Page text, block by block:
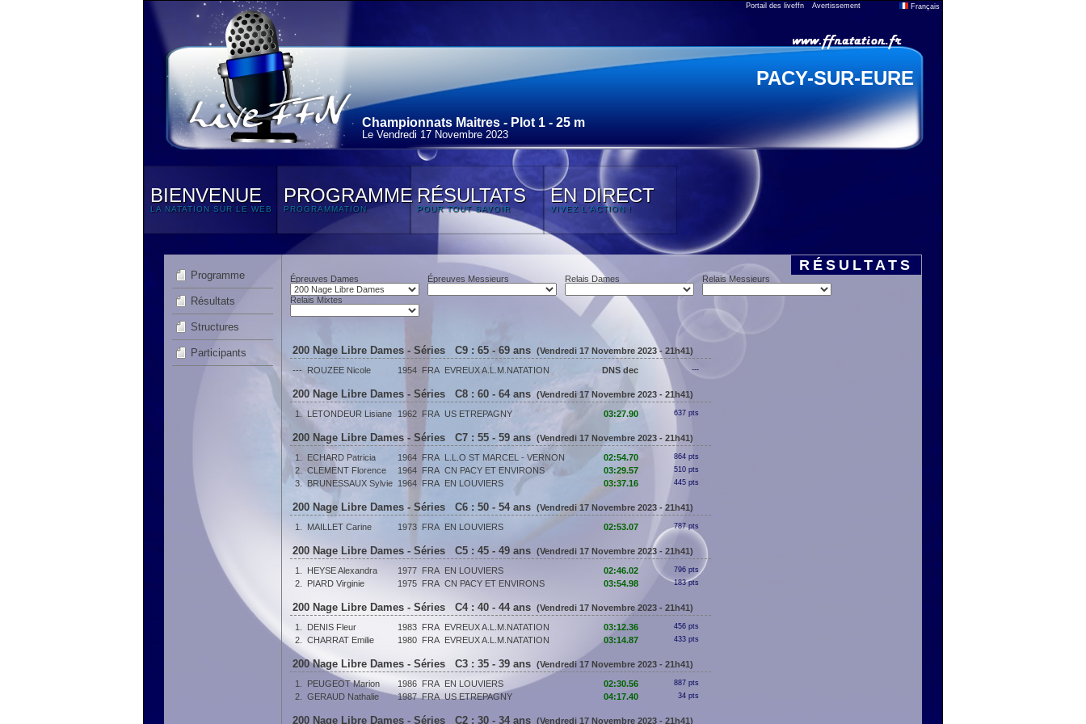
Portail des liveffn Avertissement Français
PACY-SUR-EURE
Championnats Maitres - Plot 1 - 25 m
Le Vendredi 17 Novembre 2023
BIENVENUE
LA NATATION SUR LE WEB
PROGRAMME
PROGRAMMATION
RÉSULTATS
POUR TOUT SAVOIR
EN DIRECT
VIVEZ L'ACTION !
Programme
Résultats
Structures
Participants
RÉSULTATS
Épreuves Dames Épreuves Messieurs Relais Dames Relais Messieurs
Relais Mixtes
200 Nage Libre Dames - Séries C9 : 65 - 69 ans (Vendredi 17 Novembre 2023 - 21h41)
--- ROUZEE Nicole 1954 FRA EVREUX A.L.M.NATATION DNS dec ---
200 Nage Libre Dames - Séries C8 : 60 - 64 ans (Vendredi 17 Novembre 2023 - 21h41)
1.
LETONDEUR Lisiane 1962 FRA US ETREPAGNY 03:27.90 637 pts
200 Nage Libre Dames - Séries C7 : 55 - 59 ans (Vendredi 17 Novembre 2023 - 21h41)
1.
ECHARD Patricia 1964 FRA L.L.O ST MARCEL - VERNON 02:54.70 864 pts
2. CLEMENT Florence 1964 FRA CN PACY ET ENVIRONS 03:29.57 510 pts
3. BRUNESSAUX Sylvie 1964 FRA EN LOUVIERS 03:37.16 445 pts
200 Nage Libre Dames - Séries C6 : 50 - 54 ans (Vendredi 17 Novembre 2023 - 21h41)
1.
MAILLET Carine 1973 FRA EN LOUVIERS 02:53.07 787 pts
200 Nage Libre Dames - Séries C5 : 45 - 49 ans (Vendredi 17 Novembre 2023 - 21h41)
1.
HEYSE Alexandra 1977 FRA EN LOUVIERS 02:46.02 796 pts
2. PIARD Virginie 1975 FRA CN PACY ET ENVIRONS 03:54.98 183 pts
200 Nage Libre Dames - Séries C4 : 40 - 44 ans (Vendredi 17 Novembre 2023 - 21h41)
1.
DENIS Fleur 1983 FRA EVREUX A.L.M.NATATION 03:12.36 456 pts
2. CHARRAT Emilie 1980 FRA EVREUX A.L.M.NATATION 03:14.87 433 pts
200 Nage Libre Dames - Séries C3 : 35 - 39 ans (Vendredi 17 Novembre 2023 - 21h41)
1.
PEUGEOT Marion 1986 FRA EN LOUVIERS 02:30.56 887 pts
2. GERAUD Nathalie 1987 FRA US ETREPAGNY 04:17.40 34 pts
200 Nage Libre Dames - Séries C2 : 30 - 34 ans (Vendredi 17 Novembre 2023 - 21h41)